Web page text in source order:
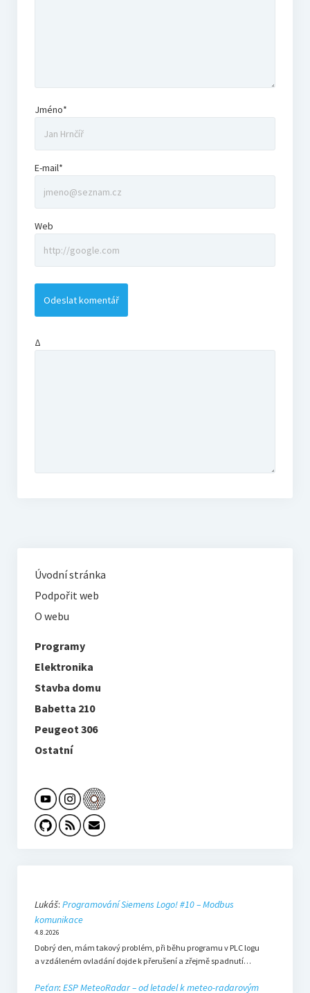
Jméno*
E-mail*
Web
Δ
Úvodní stránka
Podpořit web
O webu
Programy
Elektronika
Stavba domu
Babetta 210
Peugeot 306
Ostatní
Lukáš: Programování Siemens Logo! #10 – Modbus
komunikace
4.8.2026
Dobrý den, mám takový problém, při běhu programu v PLC logu
a vzdáleném ovladání dojde k přerušení a zřejmě spadnutí…
Peťan: ESP MeteoRadar – od letadel k meteo-radarovým